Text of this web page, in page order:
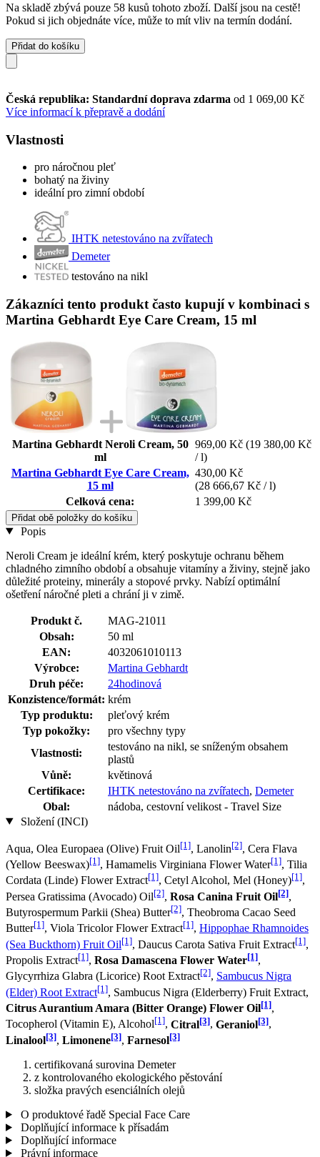
Na skladě zbývá pouze 58 kusů tohoto zboží. Další jsou na cestě!
Pokud si jich objednáte více, může to mít vliv na termín dodání.
Přidat do košíku
Česká republika: Standardní doprava zdarma od 1 069,00 Kč
Více informací k přepravě a dodání
Vlastnosti
pro náročnou pleť
bohatý na živiny
ideální pro zimní období
IHTK netestováno na zvířatech
Demeter
testováno na nikl
Zákazníci tento produkt často kupují v kombinaci s
Martina Gebhardt Eye Care Cream, 15 ml
Martina Gebhardt Neroli Cream, 50
ml
969,00 Kč (19 380,00 Kč
/ l)
Martina Gebhardt Eye Care Cream,
15 ml
430,00 Kč
(28 666,67 Kč / l)
Celková cena:
1 399,00 Kč
Přidat obě položky do košíku
Popis
Neroli Cream je ideální krém, který poskytuje ochranu během
chladného zimního období a obsahuje vitamíny a živiny, stejně jako
důležité proteiny, minerály a stopové prvky. Nabízí optimální
ošetření náročné pleti a chrání ji v zimě.
Produkt č.
MAG-21011
Obsah:
50 ml
EAN:
4032061010113
Výrobce:
Martina Gebhardt
Druh péče:
24hodinová
Konzistence/formát: krém
Typ produktu:
pleťový krém
Typ pokožky:
pro všechny typy
Vlastnosti:
testováno na nikl, se sníženým obsahem
plastů
Vůně:
květinová
Certifikace:
IHTK netestováno na zvířatech, Demeter
Obal:
nádoba, cestovní velikost - Travel Size
Složení (INCI)
Aqua, Olea Europaea (Olive) Fruit Oil[1], Lanolin[2], Cera Flava
(Yellow Beeswax)[1], Hamamelis Virginiana Flower Water[1], Tilia
Cordata (Linde) Flower Extract[1], Cetyl Alcohol, Mel (Honey)[1],
Persea Gratissima (Avocado) Oil[2], Rosa Canina Fruit Oil[2],
Butyrospermum Parkii (Shea) Butter[2], Theobroma Cacao Seed
Butter[1], Viola Tricolor Flower Extract[1], Hippophae Rhamnoides
(Sea Buckthorn) Fruit Oil[1], Daucus Carota Sativa Fruit Extract[1],
Propolis Extract[1], Rosa Damascena Flower Water[1],
Glycyrrhiza Glabra (Licorice) Root Extract[2], Sambucus Nigra
(Elder) Root Extract[1], Sambucus Nigra (Elderberry) Fruit Extract,
Citrus Aurantium Amara (Bitter Orange) Flower Oil[1],
Tocopherol (Vitamin E), Alcohol[1], Citral[3], Geraniol[3],
Linalool[3], Limonene[3], Farnesol[3]
certifikovaná surovina Demeter
z kontrolovaného ekologického pěstování
složka pravých esenciálních olejů
O produktové řadě Special Face Care
Doplňující informace k přísadám
Doplňující informace
Právní informace